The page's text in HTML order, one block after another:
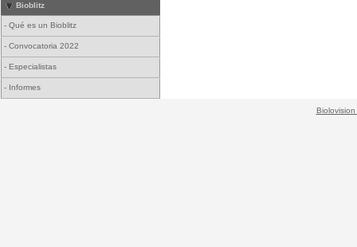
Bioblitz
- Qué es un Bioblitz
- Convocatoria 2022
- Especialistas
- Informes
Biolovision